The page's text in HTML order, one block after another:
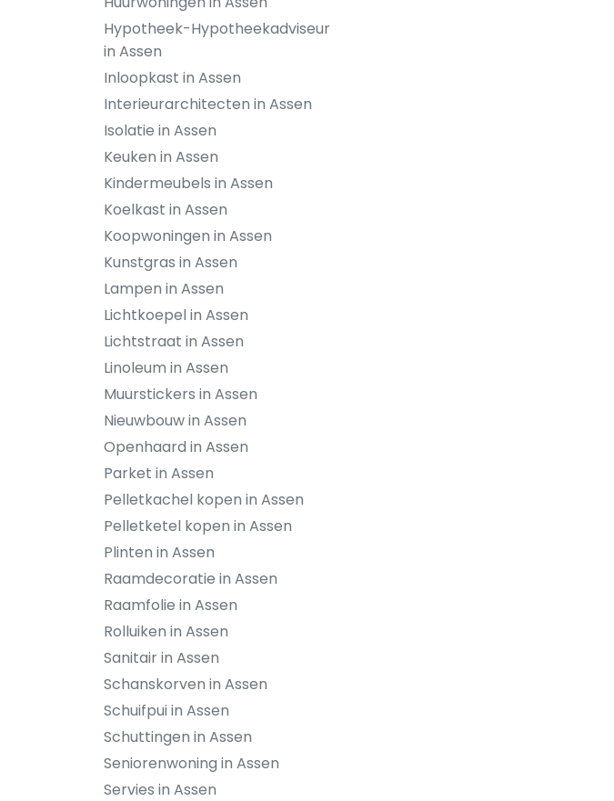
Hypotheek-Hypotheekadviseur
in Assen
Inloopkast in Assen
Interieurarchitecten in Assen
Isolatie in Assen
Keuken in Assen
Kindermeubels in Assen
Koelkast in Assen
Koopwoningen in Assen
Kunstgras in Assen
Lampen in Assen
Lichtkoepel in Assen
Lichtstraat in Assen
Linoleum in Assen
Muurstickers in Assen
Nieuwbouw in Assen
Openhaard in Assen
Parket in Assen
Pelletkachel kopen in Assen
Pelletketel kopen in Assen
Plinten in Assen
Raamdecoratie in Assen
Raamfolie in Assen
Rolluiken in Assen
Sanitair in Assen
Schanskorven in Assen
Schuifpui in Assen
Schuttingen in Assen
Seniorenwoning in Assen
Servies in Assen